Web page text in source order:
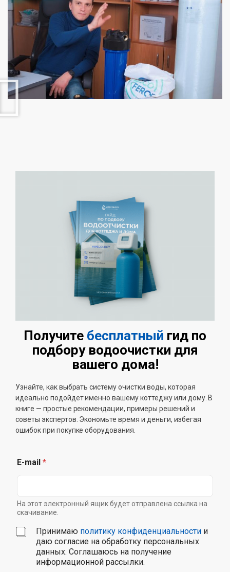
Получите бесплатный гид по
подбору водоочистки для
вашего дома!
Узнайте, как выбрать систему очистки воды, которая
идеально подойдет именно вашему коттеджу или дому. В
книге — простые рекомендации, примеры решений и
советы экспертов. Экономьте время и деньги, избегая
ошибок при покупке оборудования.
E-mail *
На этот электронный ящик будет отправлена ссылка на
скачивание.
С
о
Принимаю политику конфиденциальности и
даю согласие на обработку персональных
данных. Соглашаюсь на получение
информационной рассылки.